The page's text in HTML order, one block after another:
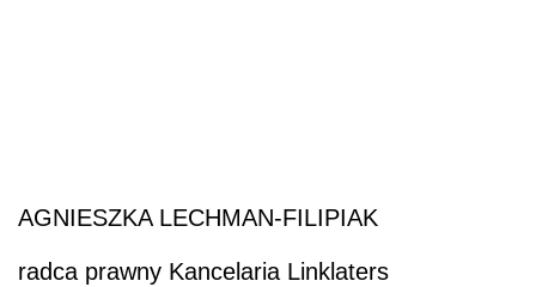
AGNIESZKA LECHMAN-FILIPIAK
radca prawny Kancelaria Linklaters